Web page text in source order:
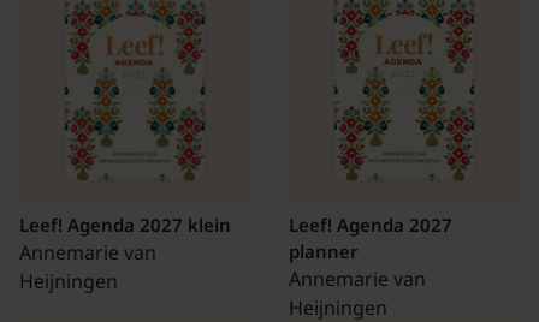
Leef! Agenda 2027 klein
Annemarie van
Heijningen
Leef! Agenda 2027
planner
Annemarie van
Heijningen